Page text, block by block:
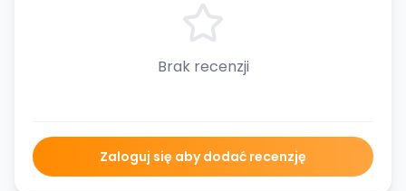
Brak recenzji
Zaloguj się aby dodać recenzję